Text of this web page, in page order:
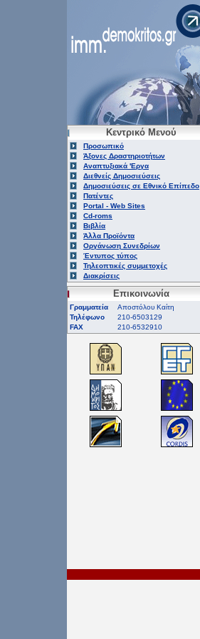
Κεντρικό Μενού
Προσωπικό
Άξονες Δραστηριοτήτων
Αναπτυξιακά 'Εργα
Διεθνείς Δημοσιεύσεις
Δημοσιεύσεις σε Εθνικό Επίπεδο
Πατέντες
Portal - Web Sites
Cd-roms
Βιβλία
Άλλα Προϊόντα
Οργάνωση Συνεδρίων
Έντυπος τύπος
Τηλεοπτικές συμμετοχές
Διακρίσεις
Επικοινωνία
Γραμματεία
Αποστόλου Καίτη
Τηλέφωνο
210-6503129
FAX
210-6532910